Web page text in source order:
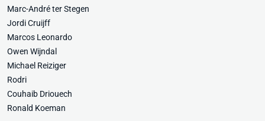
Marc-André ter Stegen
Jordi Cruijff
Marcos Leonardo
Owen Wijndal
Michael Reiziger
Rodri
Couhaib Driouech
Ronald Koeman